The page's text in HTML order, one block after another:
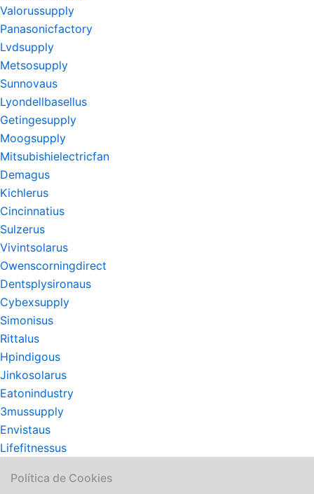
Valorussupply
Panasonicfactory
Lvdsupply
Metsosupply
Sunnovaus
Lyondellbasellus
Getingesupply
Moogsupply
Mitsubishielectricfan
Demagus
Kichlerus
Cincinnatius
Sulzerus
Vivintsolarus
Owenscorningdirect
Dentsplysironaus
Cybexsupply
Simonisus
Rittalus
Hpindigous
Jinkosolarus
Eatonindustry
3mussupply
Envistaus
Lifefitnessus
Política de Cookies